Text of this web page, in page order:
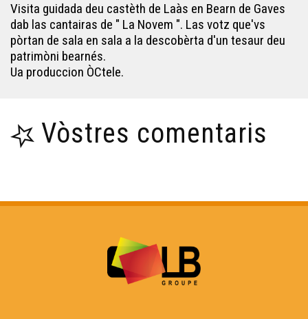
Castellers Catalans
Laàs : Centre del monde ?
Adishatz & Co
Visita guidada deu castèth de Laàs en Bearn de Gaves
dab las cantairas de " La Novem ". Las votz que'vs
pòrtan de sala en sala a la descobèrta d'un tesaur deu
patrimòni bearnés.
Ua produccion ÒCtele.
Vòstres comentaris